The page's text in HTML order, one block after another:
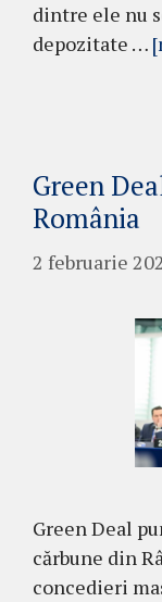
dintre ele nu
depozitate …
Green
România
2 februarie
Green Deal
cărbune din
concedieri